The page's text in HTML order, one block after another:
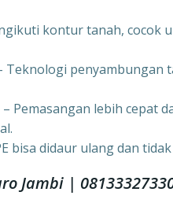
kontur tanah, cocok
Teknologi penyambungan
Pemasangan lebih cepat
bisa didaur ulang dan
Jambi |